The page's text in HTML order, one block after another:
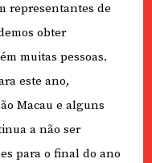
representantes de
obter
muitas pessoas.
este ano,
Macau e alguns
a não ser
para o final do ano